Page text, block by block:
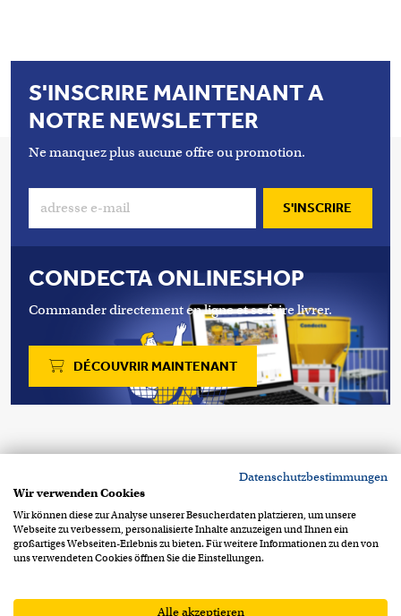
S'INSCRIRE MAINTENANT A
NOTRE NEWSLETTER
Ne manquez plus aucune offre ou promotion.
S'INSCRIRE
CONDECTA ONLINESHOP
Commander directement en ligne et se faire livrer.
DÉCOUVRIR MAINTENANT
CH-1040 Echallens
Footer Info MenuProtection des données
Mentions légales
CGA
Datenschutzbestimmungen
Wir verwenden Cookies
Wir können diese zur Analyse unserer Besucherdaten platzieren, um unsere
Webseite zu verbessern, personalisierte Inhalte anzuzeigen und Ihnen ein
großartiges Webseiten-Erlebnis zu bieten. Für weitere Informationen zu den von
uns verwendeten Cookies öffnen Sie die Einstellungen.
Alle akzeptieren